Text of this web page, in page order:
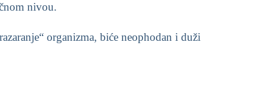
nivou.
organizma, biće neophodan i duži